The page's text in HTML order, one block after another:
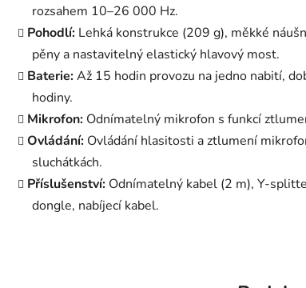
rozsahem 10–26 000 Hz.
Pohodlí: Lehká konstrukce (209 g), měkké
pěny a nastavitelný elastický hlavový most.
Baterie:Až 15 hodin provozu na jedno nabití,
hodiny.
Mikrofon: Odnímatelný mikrofon s funkcí
Ovládání: Ovládání hlasitosti a ztlumení
sluchátkách.
Příslušenství: Odnímatelný kabel (2 m), Y-
dongle, nabíjecí kabel.